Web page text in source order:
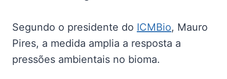
Segundo o presidente do ICMBio, Mauro
Pires, a medida amplia a resposta a
pressões ambientais no bioma.